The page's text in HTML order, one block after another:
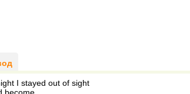
I stayed out of sight